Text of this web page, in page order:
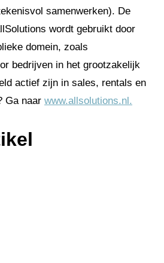
samenwerken). De
wordt gebruikt door
domein, zoals
bedrijven in het grootzakelijk
actief zijn in sales, rentals en
Ga naar www.allsolutions.nl.